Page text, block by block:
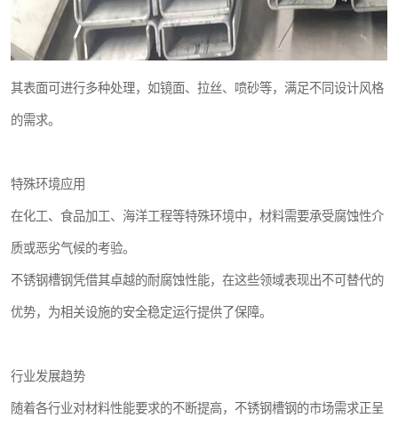
其表面可进行多种处理，如镜面、拉丝、喷砂等，满足不同设计风格
的需求。
特殊环境应用
在化工、食品加工、海洋工程等特殊环境中，材料需要承受腐蚀性介
质或恶劣气候的考验。
不锈钢槽钢凭借其卓越的耐腐蚀性能，在这些领域表现出不可替代的
优势，为相关设施的安全稳定运行提供了保障。
行业发展趋势
随着各行业对材料性能要求的不断提高，不锈钢槽钢的市场需求正呈